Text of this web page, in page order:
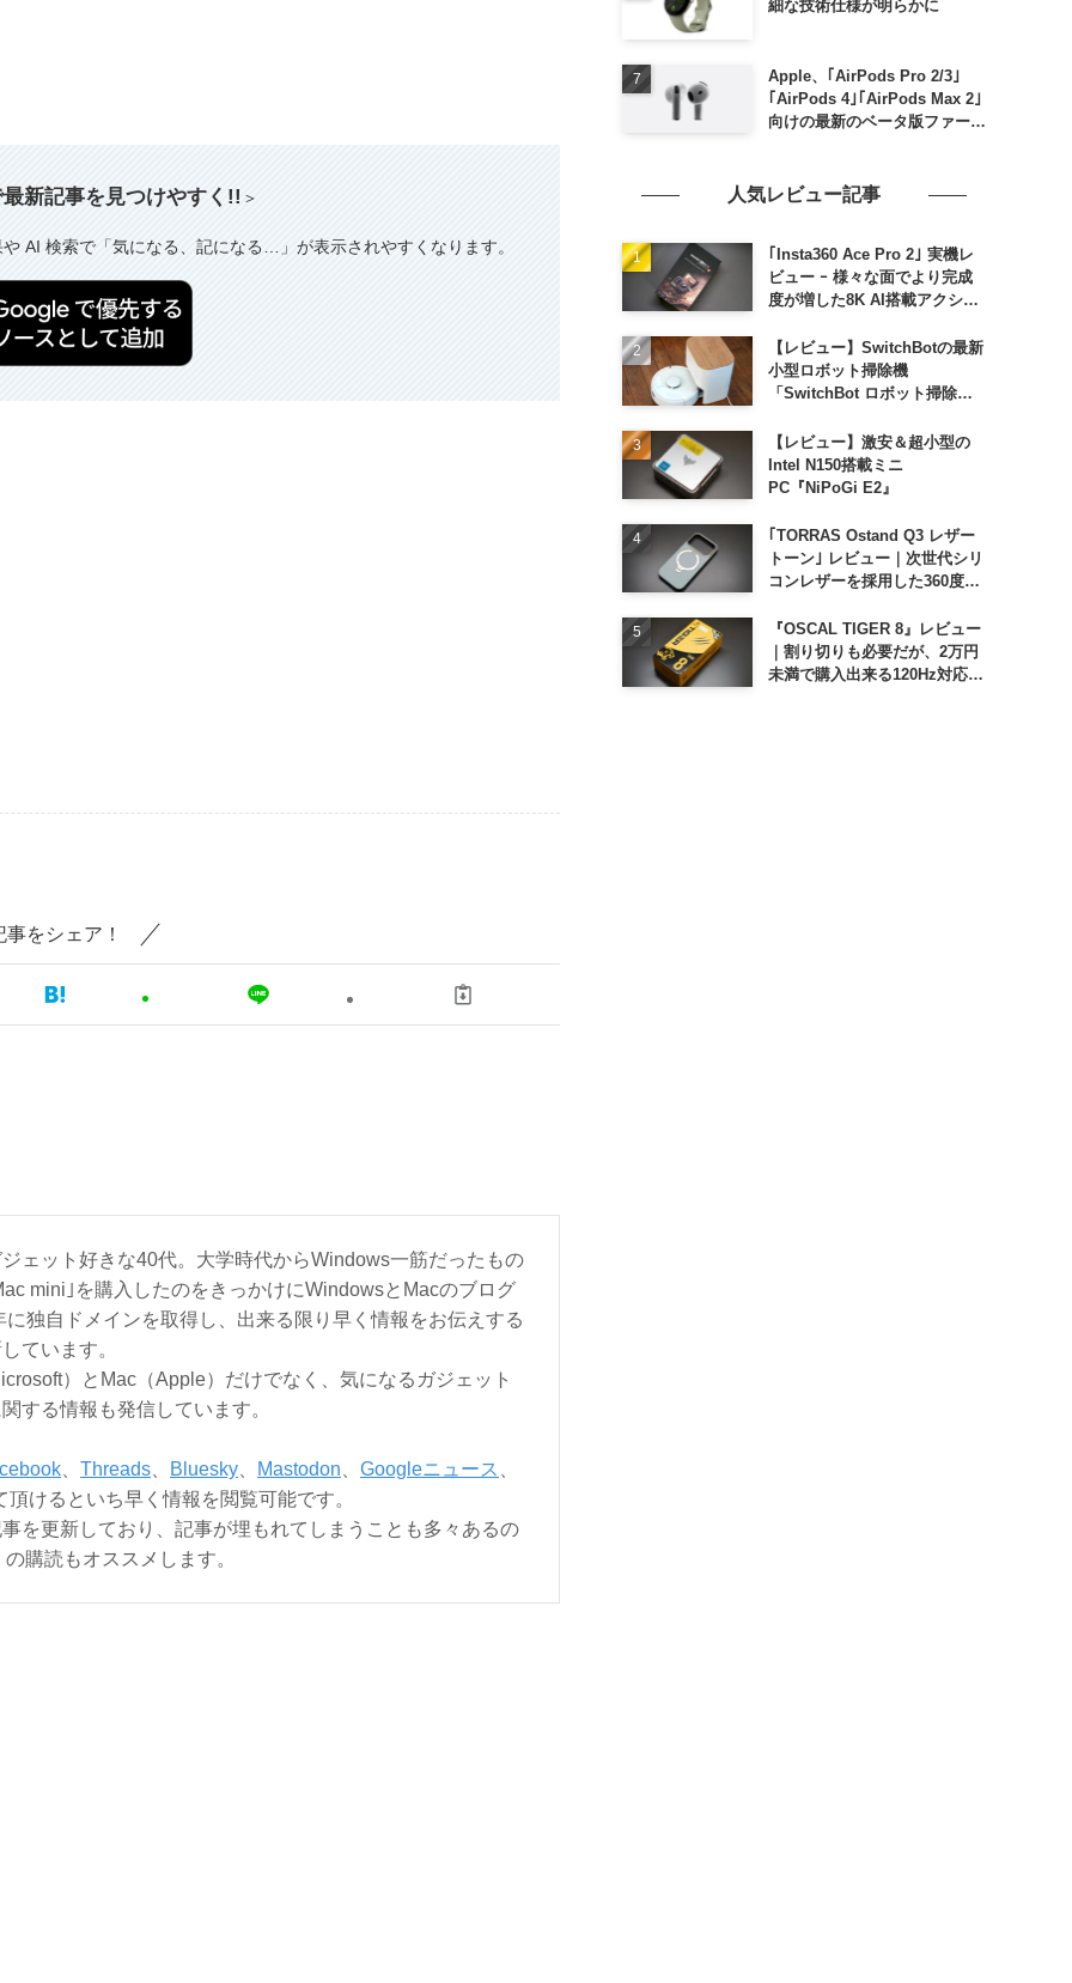
新記事を見つけやすく!! ＞
AI 検索で「気になる、記になる…」が表示されやすくなります。
事をシェア！
ェット好きな40代。大学時代からWindows一筋だったもの
mini｣を購入したのをきっかけにWindowsとMacのブログ
に独自ドメインを取得し、出来る限り早く情報をお伝えする
ています。
）とMac（Apple）だけでなく、気になるガジェット
する情報も発信しています。
Threads Bluesky Mastodon Googleニュース
頂けるといち早く情報を閲覧可能です。
を更新しており、記事が埋もれてしまうことも多々あるの
購読もオススメします。
細な技術仕様が明らかに
Apple、｢AirPods Pro 2/3｣
｢AirPods 4｣｢AirPods Max 2｣
向けの最新のベータ版ファーム
人気レビュー記事
｢Insta360 Ace Pro 2｣ 実機レ
ビュー ｰ 様々な面でより完成
度が増した8K AI搭載アクショ
【レビュー】SwitchBotの最新
小型ロボット掃除機
「SwitchBot ロボット掃除機
【レビュー】激安＆超小型の
Intel N150搭載ミニ
PC『NiPoGi E2』
｢TORRAS Ostand Q3 レザー
トーン｣ レビュー｜次世代シリ
コンレザーを採用した360度回
『OSCAL TIGER 8』レビュー
｜割り切りも必要だが、2万円
未満で購入出来る120Hz対応大